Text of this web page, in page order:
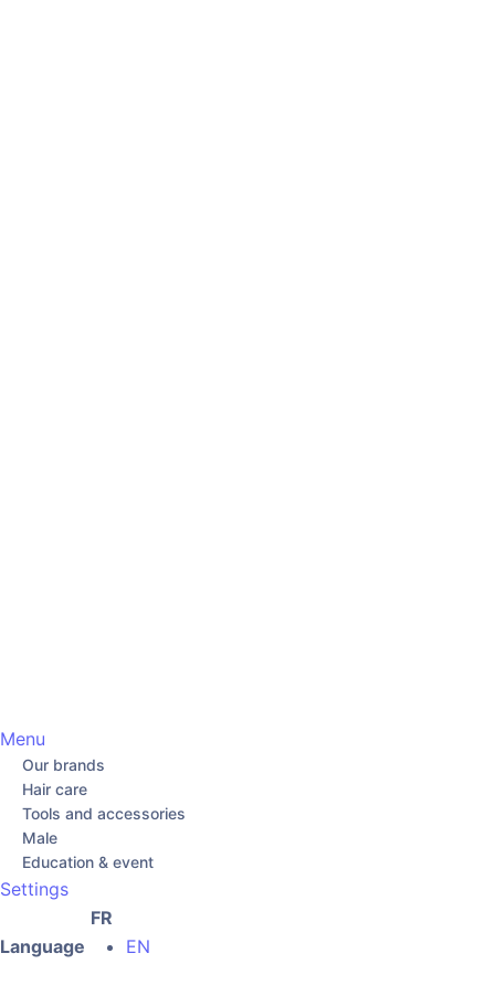
Menu
Our brands
Hair care
Tools and accessories
Male
Education & event
Settings
Language
FR
EN